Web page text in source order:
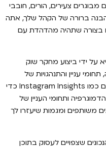
צעירים, הורים, חובבי
ברורה של הקהל שלך, אתה
בצורה שתהיה מהדהדת עם
על ידי ביצוע מחקר שוק
עניין והתנהגויות של
העוקבים הקיימים שלך או שימוש בכלים כמו Instagram Insights כדי
ותחומי העניין של
משותפים ומגמות שיעזרו לך
שצפויים לעסוק בתוכן